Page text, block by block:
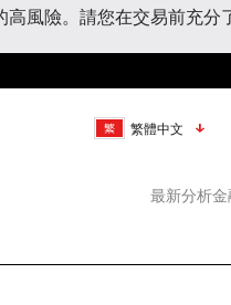
風險。請您在交易前充分
繁體中文
最新分析金